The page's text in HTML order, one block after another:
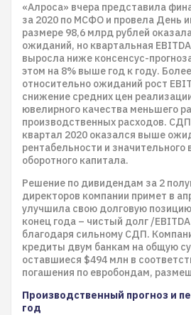
«Алроса» вчера представила
за 2020 по МСФО и провела День
размере 98,6 млрд рублей
ожиданий, но квартальная
выросла ниже консенсус-
этом на 8% выше год к году.
относительно ожиданий рост
снижение средних цен
ювелирного качества меньшего
производственных расходов.
квартал 2020 оказался выше
рентабельности и
оборотного капитала.
Решение по дивидендам за 2
директоров компании примет в
улучшила свою долговую
конец года – чистый долг /
благодаря сильному СДП.
кредиты двум банкам на общую
оставшиеся $494 млн в
погашения по евробондам,
Производственный прогноз и
год